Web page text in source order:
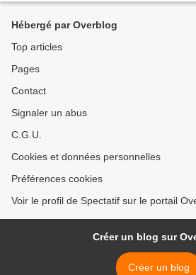
Hébergé par Overblog
Top articles
Pages
Contact
Signaler un abus
C.G.U.
Cookies et données personnelles
Préférences cookies
Voir le profil de Spectatif sur le portail
Créer un blog sur
Créer un blog